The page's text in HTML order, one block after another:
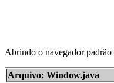
Abrindo o navegador
Arquivo: Window.java